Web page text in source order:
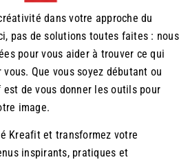
dans votre approche du
pas de solutions toutes faites : nous
pour vous aider à trouver ce qui
Que vous soyez débutant ou
de vous donner les outils pour
image.
Kreafit et transformez votre
inspirants, pratiques et